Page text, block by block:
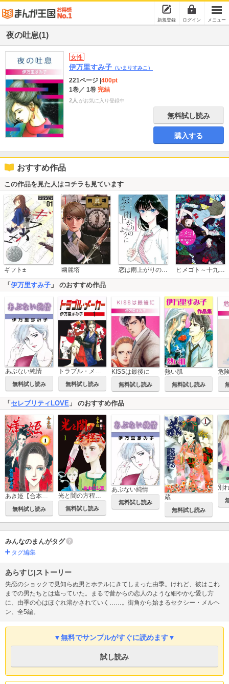
新規登録 ログイン メニュー
夜の吐息(1)
女性
伊万里すみ子 （いまりすみこ）
221ページ 400pt
1巻／ 1巻 完結
2人 がお気に入り登録中
無料試し読み
購入する
おすすめ作品
この作品を見た人はコチラも見ています
ギフト± 幽麗塔 恋は雨上がりのように ヒメゴト～十九歳の制服～
「 伊万里すみ子 」 のおすすめ作品
あぶない純情
無料試し読み
トラブル・メーカー
無料試し読み
KISSは最後に
無料試し読み
熱い肌
無料試し読み
危
「 セレブリティLOVE 」 のおすすめ作品
あき姫【合本版】
無料試し読み
光と闇の方程式【合本版】
無料試し読み
あぶない純情
無料試し読み
蔵
無料試し読み
みんなのまんがタグ
タグ編集
あらすじ|ストーリー
失恋のショックで見知らぬ男とホテルにきてしまった由季。けれど、彼はこれ
までの男たちとは違っていた。まるで昔からの恋人のような細やかな愛し方
に、由季の心はほぐれ溶かされていく……。街角から始まるセクシー・メルヘ
ン、全5編。
▼無料でサンプルがすぐに読めます▼
試し読み